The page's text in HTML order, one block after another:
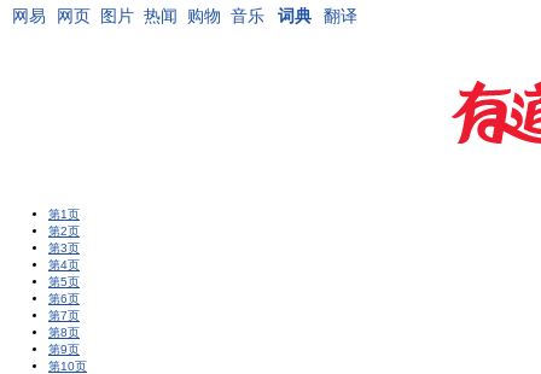
网易 网页 图片 热闻 购物 音乐 词典 翻译
第1页
第2页
第3页
第4页
第5页
第6页
第7页
第8页
第9页
第10页